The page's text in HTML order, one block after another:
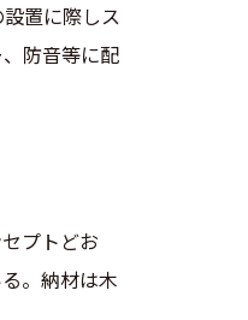
置に際しス
防音等に配
プトどお
。納材は木